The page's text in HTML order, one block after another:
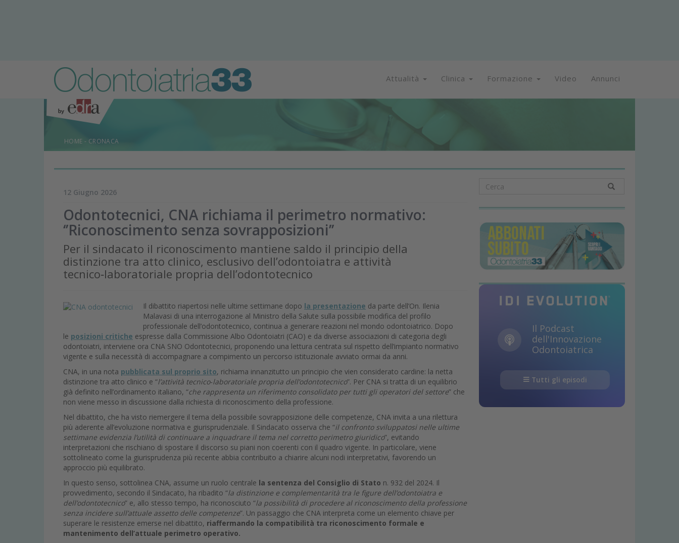
Attualità Clinica Formazione Video Annunci
HOME - CRONACA
12 Giugno 2026
Odontotecnici, CNA richiama il perimetro normativo:
‘’Riconoscimento senza sovrapposizioni’’
Per il sindacato il riconoscimento mantiene saldo il principio della
distinzione tra atto clinico, esclusivo dell’odontoiatra e attività
tecnico‑laboratoriale propria dell’odontotecnico
Il dibattito riapertosi nelle ultime settimane dopo la presentazione da parte dell’On. Ilenia
Malavasi di una interrogazione al Ministro della Salute sulla possibile modifica del profilo
professionale dell’odontotecnico, continua a generare reazioni nel mondo odontoiatrico. Dopo
le posizioni critiche espresse dalla Commissione Albo Odontoiatri (CAO) e da diverse associazioni di categoria degli
odontoiatri, interviene ora CNA SNO Odontotecnici, proponendo una lettura centrata sul rispetto dell’impianto normativo
vigente e sulla necessità di accompagnare a compimento un percorso istituzionale avviato ormai da anni.
CNA, in una nota pubblicata sul proprio sito, richiama innanzitutto un principio che vien considerato cardine: la netta
distinzione tra atto clinico e “l’attività tecnico‑laboratoriale propria dell’odontotecnico”. Per CNA si tratta di un equilibrio
già definito nell’ordinamento italiano, “che rappresenta un riferimento consolidato per tutti gli operatori del settore” che
non viene messo in discussione dalla richiesta di riconoscimento della professione.
Nel dibattito, che ha visto riemergere il tema della possibile sovrapposizione delle competenze, CNA invita a una rilettura
più aderente all’evoluzione normativa e giurisprudenziale. Il Sindacato osserva che “il confronto sviluppatosi nelle ultime
settimane evidenzia l’utilità di continuare a inquadrare il tema nel corretto perimetro giuridico”, evitando
interpretazioni che rischiano di spostare il discorso su piani non coerenti con il quadro vigente. In particolare, viene
sottolineato come la giurisprudenza più recente abbia contribuito a chiarire alcuni nodi interpretativi, favorendo un
approccio più equilibrato.
In questo senso, sottolinea CNA, assume un ruolo centrale la sentenza del Consiglio di Stato n. 932 del 2024. Il
provvedimento, secondo il Sindacato, ha ribadito “la distinzione e complementarità tra le figure dell’odontoiatra e
dell’odontotecnico” e, allo stesso tempo, ha riconosciuto “la possibilità di procedere al riconoscimento della professione
senza incidere sull’attuale assetto delle competenze”. Un passaggio che CNA interpreta come un elemento chiave per
superare le resistenze emerse nel dibattito, riaffermando la compatibilità tra riconoscimento formale e
mantenimento dell’attuale perimetro operativo.
Il Podcast
dell'Innovazione
Odontoiatrica
Tutti gli episodi